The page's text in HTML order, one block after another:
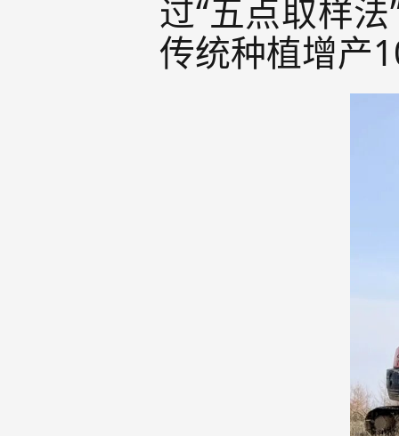
过“五点取样
传统种植增产